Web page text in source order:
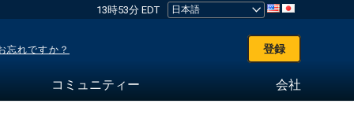
13時53分 EDT
忘れですか？ 登録
コミュニティー 会社